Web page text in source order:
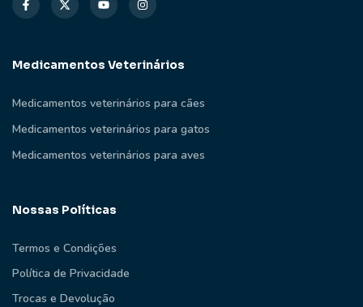
Medicamentos Veterinários
Medicamentos veterinários para cães
Medicamentos veterinários para gatos
Medicamentos veterinários para aves
Nossas Políticas
Termos e Condições
Política de Privacidade
Trocas e Devolução